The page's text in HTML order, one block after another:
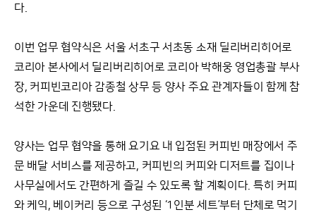
다.
이번 업무 협약식은 서울 서초구 서초동 소재 딜리버리히어로
코리아 본사에서 딜리버리히어로 코리아 박해웅 영업총괄 부사
장, 커피빈코리아 감종철 상무 등 양사 주요 관계자들이 함께 참
석한 가운데 진행됐다.
양사는 업무 협약을 통해 요기요 내 입점된 커피빈 매장에서 주
문 배달 서비스를 제공하고, 커피빈의 커피와 디저트를 집이나
사무실에서도 간편하게 즐길 수 있도록 할 계획이다. 특히 커피
와 케익, 베이커리 등으로 구성된 ‘1인분 세트’부터 단체로 먹기